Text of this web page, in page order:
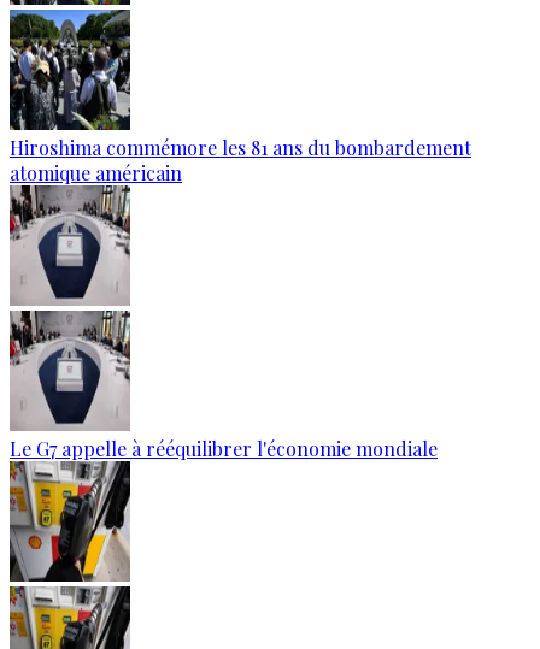
Hiroshima commémore les 81 ans du bombardement
atomique américain
Le G7 appelle à rééquilibrer l'économie mondiale